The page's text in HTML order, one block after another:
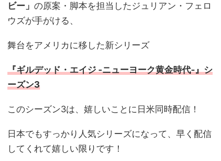
ビー」 の原案・脚本を担当したジュリアン・フェロ
ウズが手がける、
舞台をアメリカに移した新シリーズ
『ギルデッド・エイジ -ニューヨーク黄金時代-』シ
ーズン3
このシーズン3は、嬉しいことに日米同時配信！
日本でもすっかり人気シリーズになって、早く配信
してくれて嬉しい限りです！